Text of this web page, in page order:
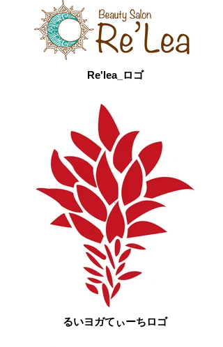
Re'lea_ロゴ
るいヨガてぃーちロゴ